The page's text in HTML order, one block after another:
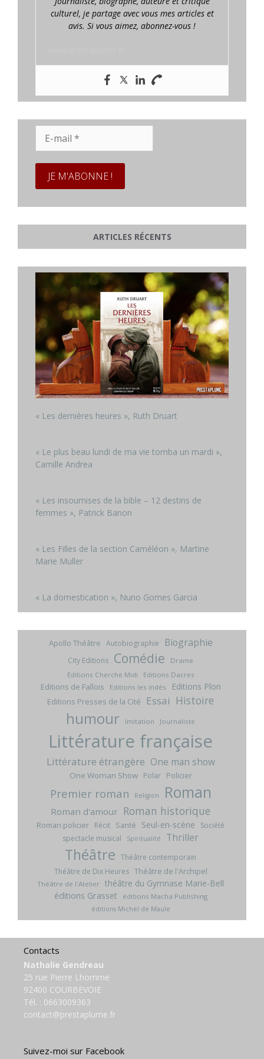
culturel, je partage avec vous mes articles et
avis. Si vous aimez, abonnez-vous !
mail
ARTICLES RÉCENTS
« Les dernières heures », Ruth Druart
« Le plus beau lundi de ma vie tomba un mardi »,
Camille Andrea
« Les insoumises de la bible – 12 destins de
femmes », Patrick Banon
« Les Filles de la section Caméléon », Martine
Marie Muller
« La domestication », Nuno Gomes Garcia
Apollo Théâtre Autobiographie Biographie
City Editions Comédie
Drame
Editions Cherche Midi
Editions Dacres
Editions de Fallois Editions les indés Editions Plon
Editions Presses de la Cité Essai Histoire
humour Imitation Journaliste
Littérature française
Littérature étrangère One man show
One Woman Show Polar Policier
Premier roman Religion Roman
Roman d'amour Roman historique
Roman policier Récit Santé Seul-en-scène
Société
spectacle musical
Spiritualité Thriller
Théâtre Théâtre contemporain
Théâtre de Dix Heures Théâtre de l'Archipel
Théâtre de l'Atelier théâtre du Gymnase Marie-Bell
éditions Grasset
éditions Macha Publishing
éditions Michel de Maule
Contacts
Nathalie Gendreau
25 rue Pierre Lhomme
92400 COURBEVOIE
Tél. : 0663009363
contact@prestaplume.fr
Suivez-moi sur Facebook